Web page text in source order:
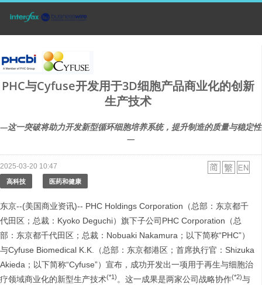
PHC与Cyfuse开发用于3D细胞产品商业化的创新
生产技术
—这一突破将助力开发新型循环细胞培养系统，提升制造的质量与稳定性
—
2025-03-20 10:47
高科技 医药和健康
东京--(美国商业资讯)-- PHC Holdings Corporation（总部：东京都千
代田区；总裁：Kyoko Deguchi）旗下子公司PHC Corporation（总
部：东京都千代田区；总裁：Nobuaki Nakamura；以下简称“PHC”）
与Cyfuse Biomedical K.K.（总部：东京都港区；首席执行官：Shizuka
Akieda；以下简称“Cyfuse”）宣布，成功开发出一项用于再生与细胞治
疗领域商业化的新型生产技术(*1)。这一成果是两家公司战略协作(*2)与